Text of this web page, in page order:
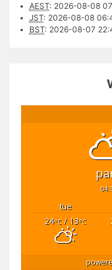
AEST: 2026-08-08
JST: 2026-08-08
BST: 2026-08-07
tue
24°C/ 13°C